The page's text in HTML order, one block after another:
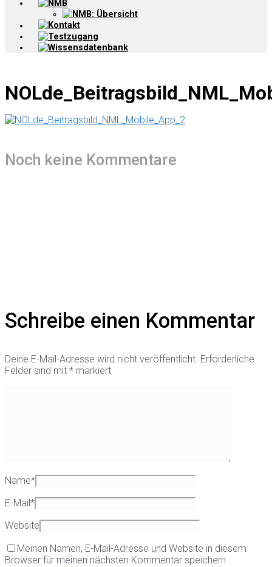
NMB
NMB: Übersicht
Kontakt
Testzugang
Wissensdatenbank
Noch keine Kommentare
Schreibe einen Kommentar
Deine E-Mail-Adresse wird nicht veröffentlicht. Erforderliche
Felder sind mit * markiert
Name*
E-Mail*
Website
Meinen Namen, E-Mail-Adresse und Website in diesem
Browser für meinen nächsten Kommentar speichern.